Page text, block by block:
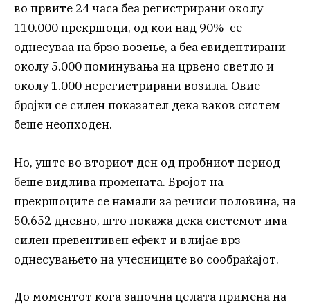
во првите 24 часа беа регистрирани околу
110.000 прекршоци, од кои над 90% се
однесуваа на брзо возење, а беа евидентирани
околу 5.000 поминувања на црвено светло и
околу 1.000 нерегистрирани возила. Овие
бројки се силен показател дека ваков систем
беше неопходен.
Но, уште во вториот ден од пробниот период
беше видлива промената. Бројот на
прекршоците се намали за речиси половина, на
50.652 дневно, што покажа дека системот има
силен превентивен ефект и влијае врз
однесувањето на учесниците во сообраќајот.
До моментот кога започна целата примена на